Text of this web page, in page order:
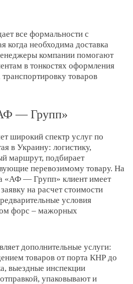
все формальности с
когда необходима доставка
компании помогают
в тонкостях оформления
товаров
— Групп»
широкий спектр услуг по
в Украину: логистику,
маршрут, подбирает
перевозимому товару. На
«АФ — Групп» клиент имеет
на расчет стоимости
условия
форс – мажорных
дополнительные услуги:
товаров от порта КНР до
выездные инспекции
упаковывают и